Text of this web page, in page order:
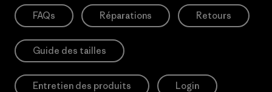
FAQs Réparations Retours
Guide des tailles
Entretien des produits Login